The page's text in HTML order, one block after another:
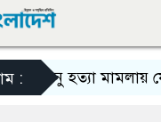
:
তনু হত্যা মামলায় ফের